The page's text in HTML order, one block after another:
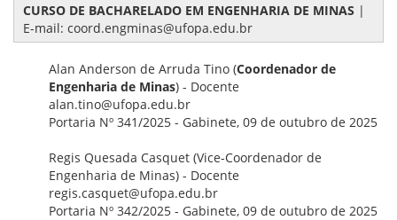
CURSO DE BACHARELADO EM ENGENHARIA DE MINAS |
E-mail: coord.engminas@ufopa.edu.br
Alan Anderson de Arruda Tino (Coordenador de
Engenharia de Minas) - Docente
alan.tino@ufopa.edu.br
Portaria Nº 341/2025 - Gabinete, 09 de outubro de 2025
Regis Quesada Casquet (Vice-Coordenador de
Engenharia de Minas) - Docente
regis.casquet@ufopa.edu.br
Portaria Nº 342/2025 - Gabinete, 09 de outubro de 2025